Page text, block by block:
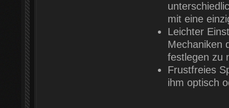
mit eine
Leichter
Mechaniken
festlegen zu
Frustfreies
ihm optisch